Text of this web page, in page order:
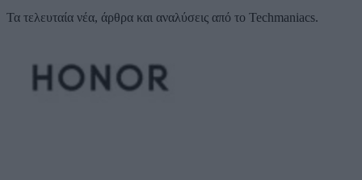
Τα τελευταία νέα, άρθρα και αναλύσεις από το Techmaniacs.